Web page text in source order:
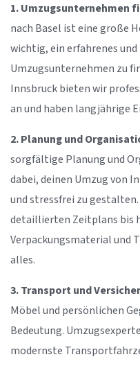
1. Umzugsunternehmen
nach Basel ist eine große
wichtig, ein erfahrenes und
Umzugsunternehmen zu
Innsbruck bieten wir
an und haben langjährige
2. Planung und
sorgfältige Planung und
dabei, deinen Umzug von
und stressfrei zu
detaillierten Zeitplans bis
Verpackungsmaterial und
alles.
3. Transport und
Möbel und persönlichen
Bedeutung.
modernste